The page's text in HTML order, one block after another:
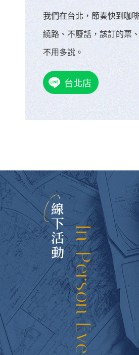
我們在台北，節奏快到咖
繞路、不廢話，該訂的票
不用多說。
台北店
線下活動In-Person Events